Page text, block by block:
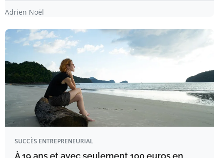
Adrien Noël
SUCCÈS ENTREPRENEURIAL
À 19 ans et avec seulement 100 euros en